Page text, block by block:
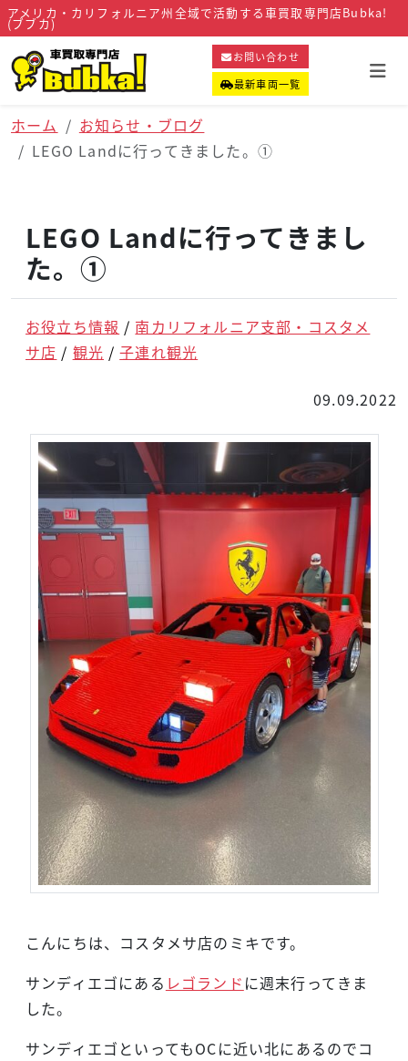
アメリカ・カリフォルニア州全域で活動する車買取専門店Bubka!
(ブブカ)
お問い合わせ
最新車両一覧
ホーム
お知らせ・ブログ
LEGO Landに行ってきました。①
LEGO Landに行ってきまし
た。①
お役立ち情報
南カリフォルニア支部・コスタメ
サ店
観光 子連れ観光
09.09.2022
こんにちは、コスタメサ店のミキです。
サンディエゴにある レゴランド に週末行ってきま
した。
サンディエゴといってもOCに近い北にあるのでコ